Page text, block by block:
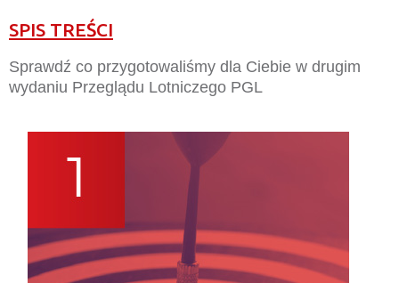
SPIS TREŚCI
Sprawdź co przygotowaliśmy dla Ciebie w drugim
wydaniu Przeglądu Lotniczego PGL